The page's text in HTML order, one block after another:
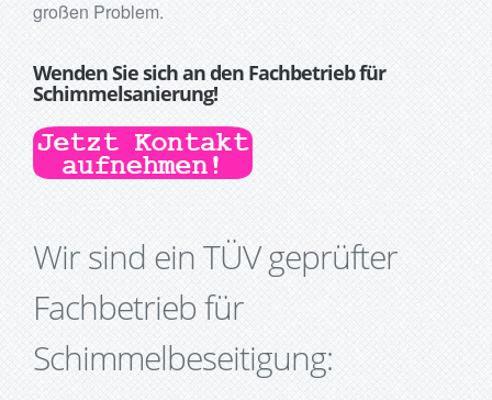
großen Problem.
Wenden Sie sich an den Fachbetrieb für
Schimmelsanierung!
Wir sind ein TÜV geprüfter
Fachbetrieb für
Schimmelbeseitigung: